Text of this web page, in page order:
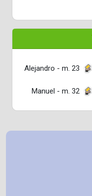
Alejandro - m. 23
Manuel - m. 32